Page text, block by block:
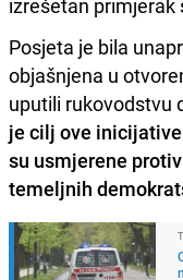
Posjeta je bila
objašnjena u
uputili rukovodstvu
je cilj ove
su usmjerene
temeljnih